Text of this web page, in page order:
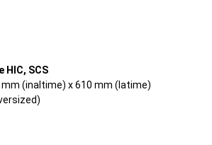
HIC, SCS
(inaltime) x 610 mm (latime)